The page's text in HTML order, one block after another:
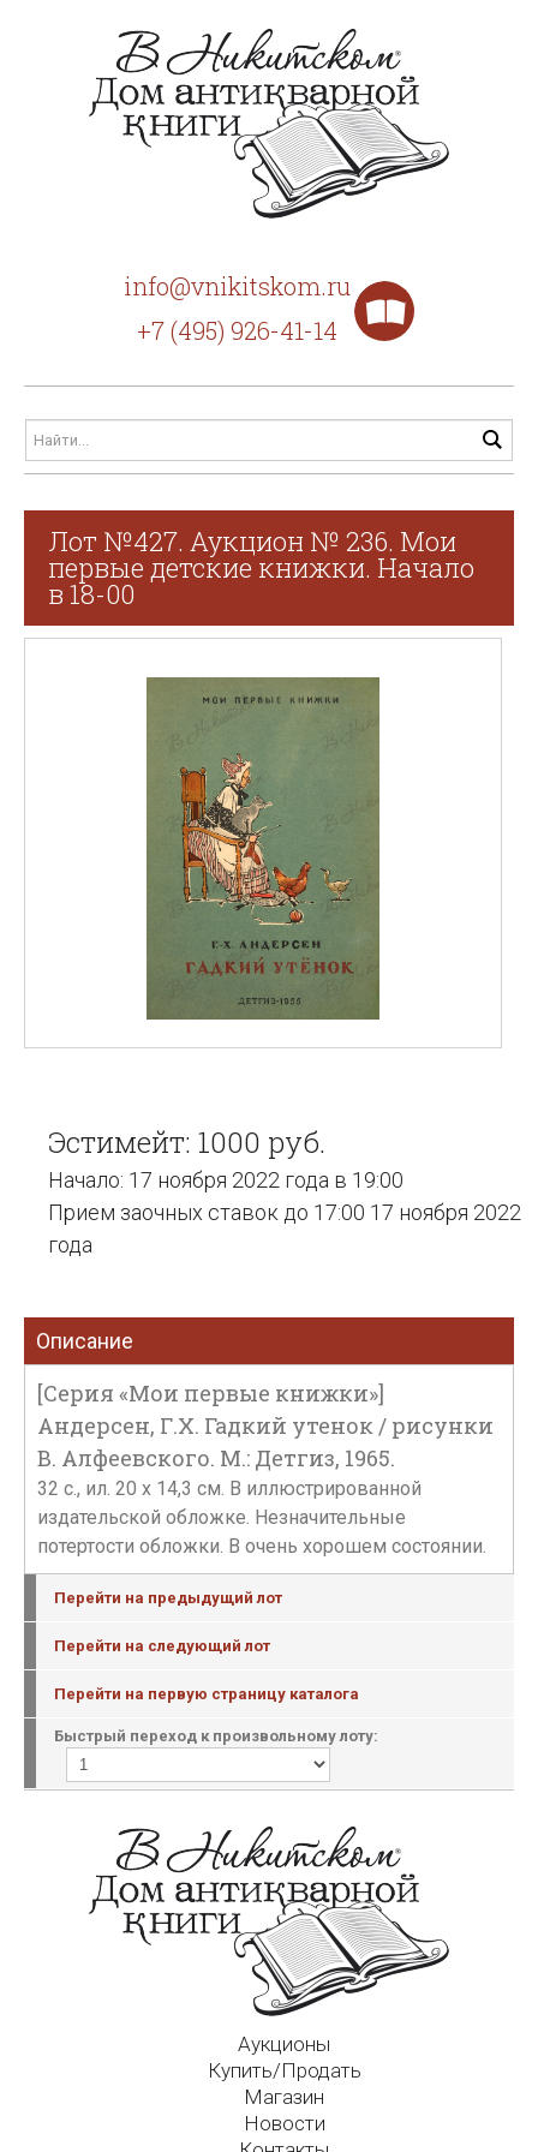
info@vnikitskom.ru
+7 (495) 926-41-14
Лот №427. Аукцион № 236. Мои
первые детские книжки. Начало
в 18-00
Эстимейт: 1000 руб.
Начало: 17 ноября 2022 года в 19:00
Прием заочных ставок до 17:00 17 ноября 2022
года
Описание
[Серия «Мои первые книжки»]
Андерсен, Г.Х. Гадкий утенок / рисунки
В. Алфеевского. М.: Детгиз, 1965.
32 с., ил. 20 х 14,3 см. В иллюстрированной
издательской обложке. Незначительные
потертости обложки. В очень хорошем состоянии.
Перейти на предыдущий лот
Перейти на следующий лот
Перейти на первую страницу каталога
Быстрый переход к произвольному лоту:
Аукционы
Купить/Продать
Магазин
Новости